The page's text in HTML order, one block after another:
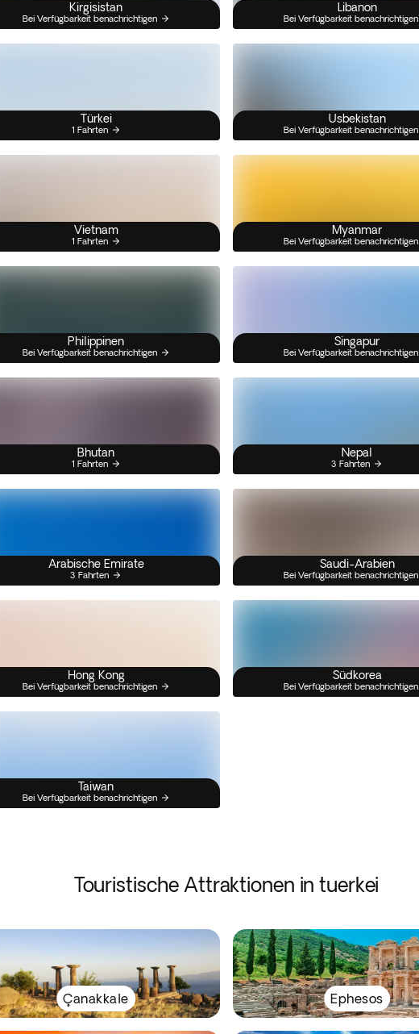
Kirgisistan
Bei Verfügbarkeit benachrichtigen
Libanon
Bei Verfügbarkeit benachrichtigen
Türkei
1 Fahrten
Usbekistan
Bei Verfügbarkeit benachrichtigen
Vietnam
1 Fahrten
Myanmar
Bei Verfügbarkeit benachrichtigen
Philippinen
Bei Verfügbarkeit benachrichtigen
Singapur
Bei Verfügbarkeit benachrichtigen
Bhutan
1 Fahrten
Nepal
3 Fahrten
Arabische Emirate
3 Fahrten
Saudi-Arabien
Bei Verfügbarkeit benachrichtigen
Hong Kong
Bei Verfügbarkeit benachrichtigen
Südkorea
Bei Verfügbarkeit benachrichtigen
Taiwan
Bei Verfügbarkeit benachrichtigen
Touristische Attraktionen in tuerkei
Çanakkale Ephesos